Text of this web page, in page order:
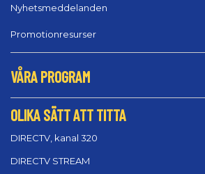
Nyhetsmeddelanden
Promotionresurser
VÅRA PROGRAM
OLIKA SÄTT ATT TITTA
DIRECTV, kanal 320
DIRECTV STREAM